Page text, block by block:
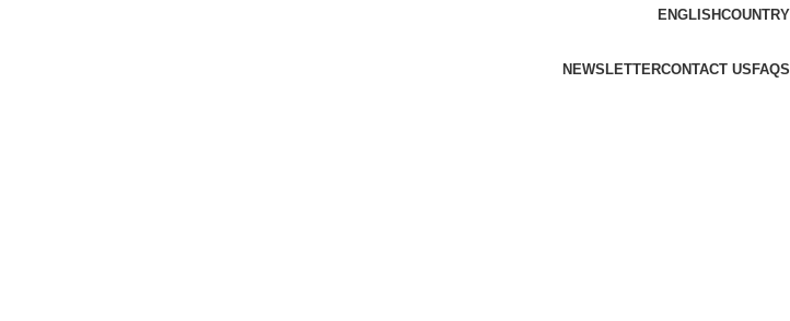
ENGLISHCOUNTRY
NEWSLETTERCONTACT US FAQS